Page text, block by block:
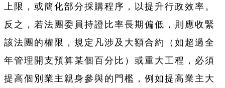
上限，或簡化部分採購程序，以提升行政效率。
反之，若法團委員持證比率長期偏低，則應收緊
該法團的權限，規定凡涉及大額合約（如超過全
年管理開支預算某個百分比）或重大工程，必須
提高個別業主親身參與的門檻，例如提高業主大